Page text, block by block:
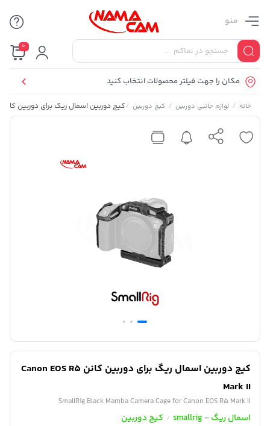
منو
0
مکان را جهت فیلتر محصولات انتخاب کنید
خانه / لوازم جانبی دوربین / کیج دوربین /کیج دوربین اسمال ریگ برای دوربین‌ کانن Canon EOS R5 Mark II
کیج دوربین اسمال ریگ برای دوربین‌ کانن Canon EOS R5
Mark II
SmallRig Black Mamba Camera Cage for Canon EOS R5 Mark II
اسمال ریگ - smallrig / کیج دوربین